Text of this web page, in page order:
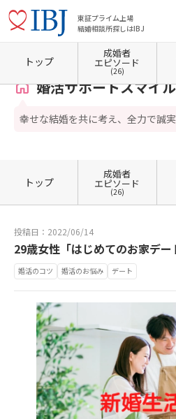
東証プライム上場
結婚相談所探しはIBJ
ホーム 奈良県の結婚相談所 婚活サポートスマ
婚活サポートスマイル
幸せな結婚を共に考え、全力で誠
トップ
成婚者
エピソード
(26)
トップ
成婚者
エピソード
(26)
投稿日：2022/06/14
29歳女性「はじめてのお家デー
婚活のコツ 婚活のお悩み デート